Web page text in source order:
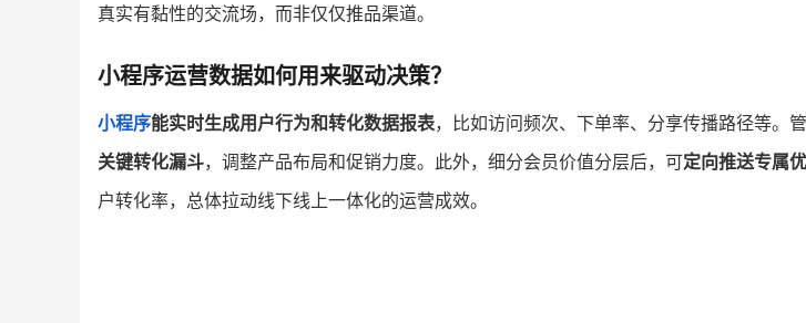
真实有黏性的交流场，而非仅仅推品渠道。
小程序运营数据如何用来驱动决策？
小程序能实时生成用户行为和转化数据报表，比如访问频次、下单率、分享传播路径等。
关键转化漏斗，调整产品布局和促销力度。此外，细分会员价值分层后，可定向推送专属
户转化率，总体拉动线下线上一体化的运营成效。